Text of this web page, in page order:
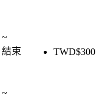
~
結束
TWD$300
~